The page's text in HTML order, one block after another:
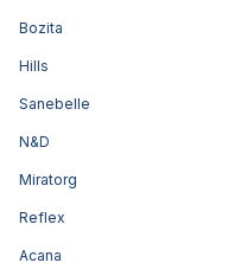
Bozita
Hills
Sanebelle
N&D
Miratorg
Reflex
Acana